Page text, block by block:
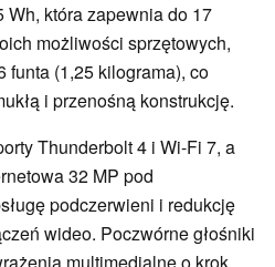
która zapewnia do 17
możliwości sprzętowych,
funta (1,25 kilograma), co
i przenośną konstrukcję.
Thunderbolt 4 i Wi-Fi 7, a
32 MP pod
podczerwieni i redukcję
wideo. Poczwórne głośniki